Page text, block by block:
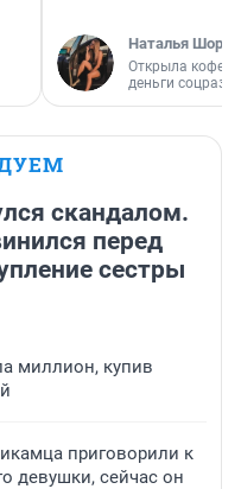
Наталья
Открыла
деньги
скандалом.
перед
сестры
миллион, купив
приговорили к
девушки, сейчас он